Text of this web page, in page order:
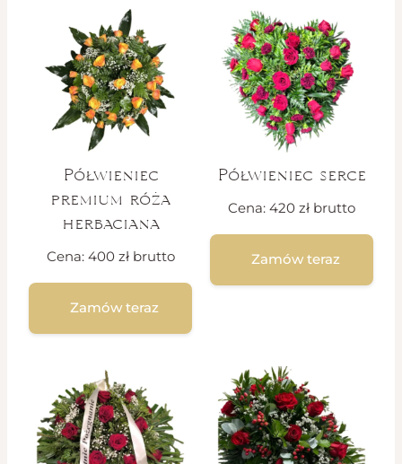
Półwieniec
premium róża
herbaciana
Cena: 400 zł brutto
Zamów teraz
Półwieniec serce
Cena: 420 zł brutto
Zamów teraz